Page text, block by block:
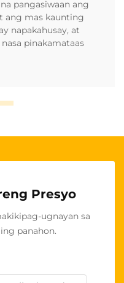
pangasiwaan ang
ang mas kaunting
napakahusay, at
pinakamataas
Presyo
ugnayan sa
panahon.